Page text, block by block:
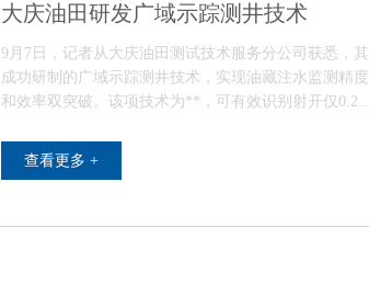
大庆油田研发广域示踪测井技术
9月7日，记者从大庆油田测试技术服务分公司获悉，其
成功研制的广域示踪测井技术，实现油藏注水监测精度
和效率双突破。该项技术为**，可有效识别射开仅0.2
查看更多 +